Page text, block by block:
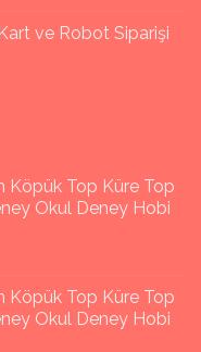
ve Robot Siparişi
Köpük Top Küre Top
Okul Deney Hobi
Köpük Top Küre Top
Okul Deney Hobi